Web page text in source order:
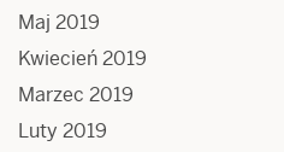
Maj 2019
Kwiecień 2019
Marzec 2019
Luty 2019